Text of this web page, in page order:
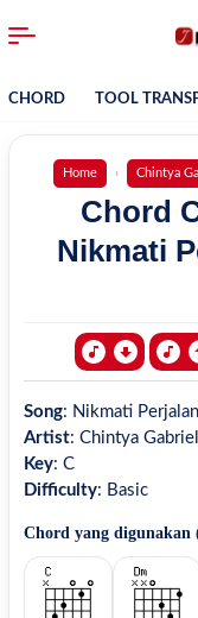
CHORD TOOL
Home Chintya
Chord
Nikmati
Song: Nikmati
Artist: Chintya
Key: C
Difficulty: Basic
Chord yang digunakan